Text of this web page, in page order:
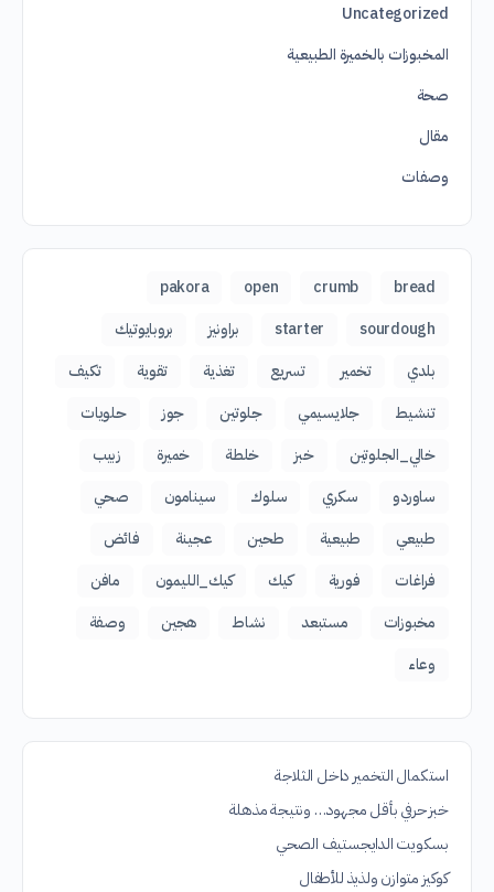
Uncategorized
المخبوزات بالخميرة الطبيعية
صحة
مقال
وصفات
bread
crumb
open
pakora
sourdough
starter براونيز
بروبايوتيك
بلدي
تخمير تسريع تغذية تقوية
تكيف
تنشيط
جلايسيمي جلوتين جوز
حلويات
خالي_الجلوتين
خبز خلطة خميرة
زبيب
ساوردو
سكري سلوك سينامون
صحي
طبيعي
طبيعية طحين عجينة
فائض
فراغات
فورية كيك كيك_الليمون
مافن
مخبوزات
مستبعد نشاط هجين
وصفة
وعاء
استكمال التخمير داخل الثلاجة
خبز حرفي بأقل مجهود… ونتيجة مذهلة
بسكويت الدايجستيف الصحي
كوكيز متوازن ولذيذ للأطفال